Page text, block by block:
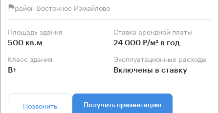
район Восточное Измайлово
Площадь здания
500 кв.м
Ставка арендной платы
24 000 Р/м² в год
Класс здания
B+
Эксплуатационные расходы
Включены в ставку
Позвонить Получить презентацию